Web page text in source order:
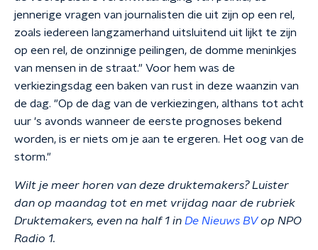
jennerige vragen van journalisten die uit zijn op een rel,
zoals iedereen langzamerhand uitsluitend uit lijkt te zijn
op een rel, de onzinnige peilingen, de domme meninkjes
van mensen in de straat." Voor hem was de
verkiezingsdag een baken van rust in deze waanzin van
de dag. "Op de dag van de verkiezingen, althans tot acht
uur 's avonds wanneer de eerste prognoses bekend
worden, is er niets om je aan te ergeren. Het oog van de
storm."
Wilt je meer horen van deze druktemakers? Luister
dan op maandag tot en met vrijdag naar de rubriek
Druktemakers, even na half 1 in De Nieuws BVop NPO
Radio 1.